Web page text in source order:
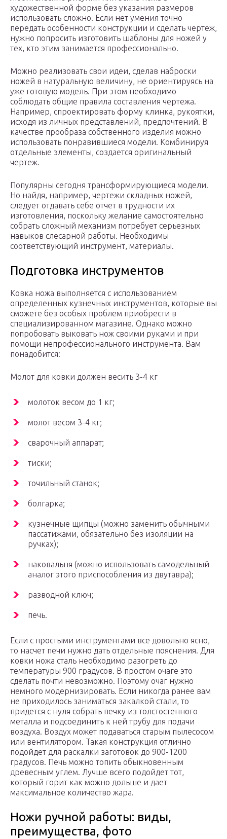
художественной форме без указания размеров
использовать сложно. Если нет умения точно
передать особенности конструкции и сделать чертеж,
нужно попросить изготовить шаблоны для ножей у
тех, кто этим занимается профессионально.
Можно реализовать свои идеи, сделав наброски
ножей в натуральную величину, не ориентируясь на
уже готовую модель. При этом необходимо
соблюдать общие правила составления чертежа.
Например, спроектировать форму клинка, рукоятки,
исходя из личных представлений, предпочтений. В
качестве прообраза собственного изделия можно
использовать понравившиеся модели. Комбинируя
отдельные элементы, создается оригинальный
чертеж.
Популярны сегодня трансформирующиеся модели.
Но найдя, например, чертежи складных ножей,
следует отдавать себе отчет в трудности их
изготовления, поскольку желание самостоятельно
собрать сложный механизм потребует серьезных
навыков слесарной работы. Необходимы
соответствующий инструмент, материалы.
Подготовка инструментов
Ковка ножа выполняется с использованием
определенных кузнечных инструментов, которые вы
сможете без особых проблем приобрести в
специализированном магазине. Однако можно
попробовать выковать нож своими руками и при
помощи непрофессионального инструмента. Вам
понадобится:
Молот для ковки должен весить 3-4 кг
молоток весом до 1 кг;
молот весом 3-4 кг;
сварочный аппарат;
тиски;
точильный станок;
болгарка;
кузнечные щипцы (можно заменить обычными
пассатижами, обязательно без изоляции на
ручках);
наковальня (можно использовать самодельный
аналог этого приспособления из двутавра);
разводной ключ;
печь.
Если с простыми инструментами все довольно ясно,
то насчет печи нужно дать отдельные пояснения. Для
ковки ножа сталь необходимо разогреть до
температуры 900 градусов. В простом очаге это
сделать почти невозможно. Поэтому очаг нужно
немного модернизировать. Если никогда ранее вам
не приходилось заниматься закалкой стали, то
придется с нуля собрать печку из толстостенного
металла и подсоединить к ней трубу для подачи
воздуха. Воздух может подаваться старым пылесосом
или вентилятором. Такая конструкция отлично
подойдет для раскалки заготовок до 900-1200
градусов. Печь можно топить обыкновенным
древесным углем. Лучше всего подойдет тот,
который горит как можно дольше и дает
максимальное количество жара.
Ножи ручной работы: виды,
преимущества, фото